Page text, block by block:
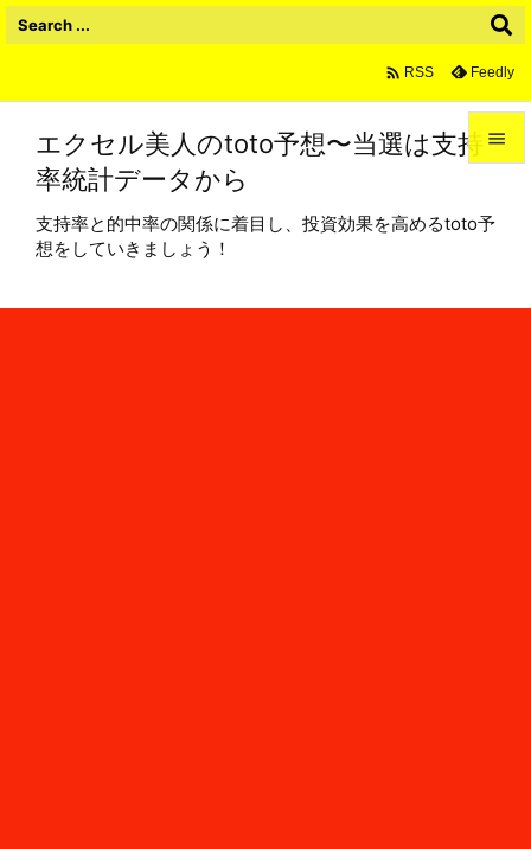
エクセル美人のtoto予想〜当選は支持
率統計データから
支持率と的中率の関係に着目し、投資効果を高めるtoto予
想をしていきましょう！

メニュ

 RSS Feedly